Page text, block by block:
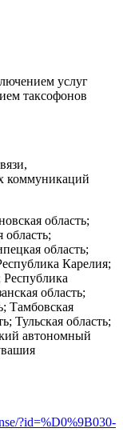
услуг
таксофонов
коммуникаций
область;
область;
область;
Карелия;
область;
Тамбовская
Тульская область;
автономный
?id=%D0%9B030-